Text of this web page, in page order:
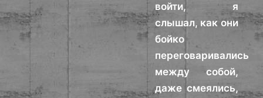
войти, я
слышал, как они
бойко
переговаривались
между собой,
даже смеялись,